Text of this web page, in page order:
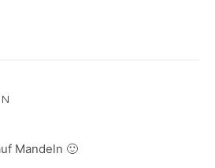
Mandeln 🙂